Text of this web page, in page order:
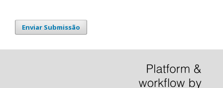
Enviar Submissão